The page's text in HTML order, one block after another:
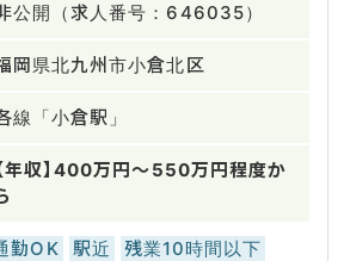
公開（求人番号：646035）
岡県北九州市小倉北区
線「小倉駅」
【年収】400万円～550万円程度か
勤OK 駅近
残業10時間以下